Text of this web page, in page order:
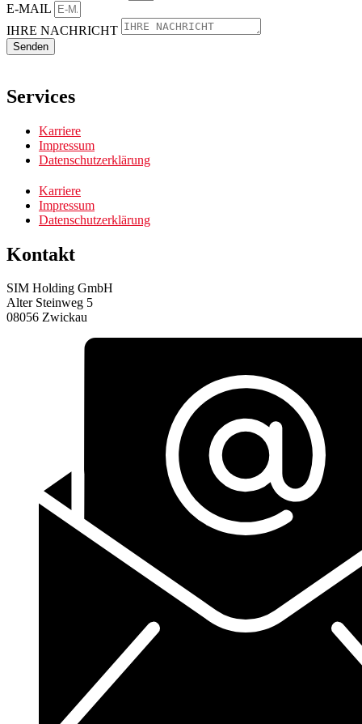
E-MAIL
IHRE NACHRICHT
Senden
Services
Karriere
Impressum
Datenschutzerklärung
Karriere
Impressum
Datenschutzerklärung
Kontakt
SIM Holding GmbH
Alter Steinweg 5
08056 Zwickau